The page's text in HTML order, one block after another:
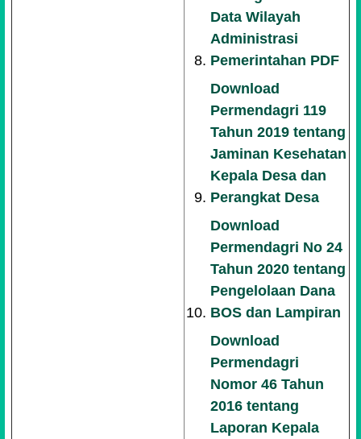
Data Wilayah
Administrasi
Pemerintahan PDF
Download
Permendagri 119
Tahun 2019 tentang
Jaminan Kesehatan
Kepala Desa dan
Perangkat Desa
Download
Permendagri No 24
Tahun 2020 tentang
Pengelolaan Dana
BOS dan Lampiran
Download
Permendagri
Nomor 46 Tahun
2016 tentang
Laporan Kepala